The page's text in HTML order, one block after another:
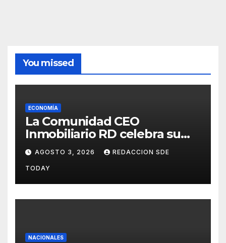
You missed
ECONOMÍA
La Comunidad CEO
Inmobiliario RD celebra su
segundo aniversario
consolidando una cultura de
alianza y colaboración
AGOSTO 3, 2026 REDACCION SDE
TODAY
NACIONALES